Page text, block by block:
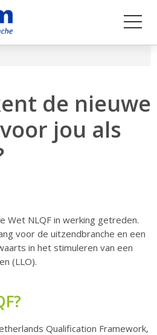
de nieuwe
jou als
Wet NLQF in werking getreden.
voor de uitzendbranche en een
in het stimuleren van een
(LLO).
Qualification Framework,